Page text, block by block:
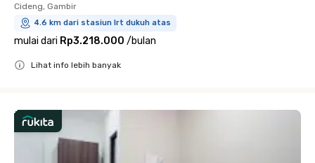
Cideng, Gambir
4.6 km dari stasiun lrt dukuh atas
mulai dari Rp3.218.000 /bulan
Lihat info lebih banyak